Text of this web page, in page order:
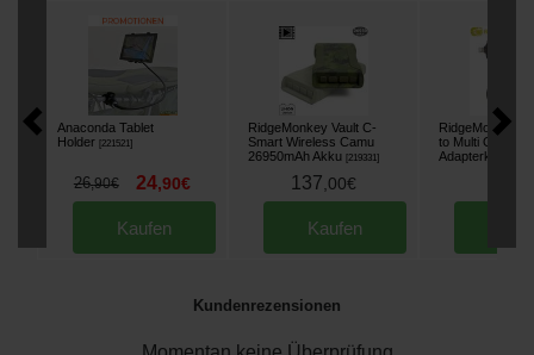
Anaconda Tablet
Holder [221521]
26,90€ 24,90€
Kaufen
RidgeMonkey Vault C-
Smart Wireless Camu
26950mAh Akku
[219331]
137,00€
Kaufen
RidgeMonkey
to Multi Out
Adapterkabel
Kundenrezensionen